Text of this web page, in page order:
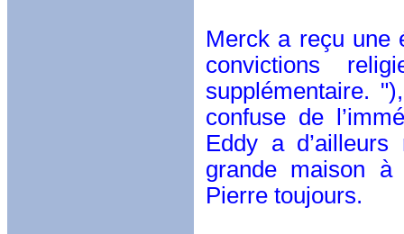
Merck a reçu une
convictions
supplémentaire.
confuse de
Eddy a
grande maison à
Pierre toujours.